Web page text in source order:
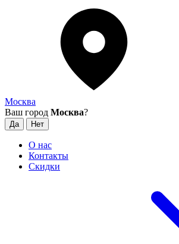
Москва
Ваш город Москва?
О нас
Контакты
Скидки